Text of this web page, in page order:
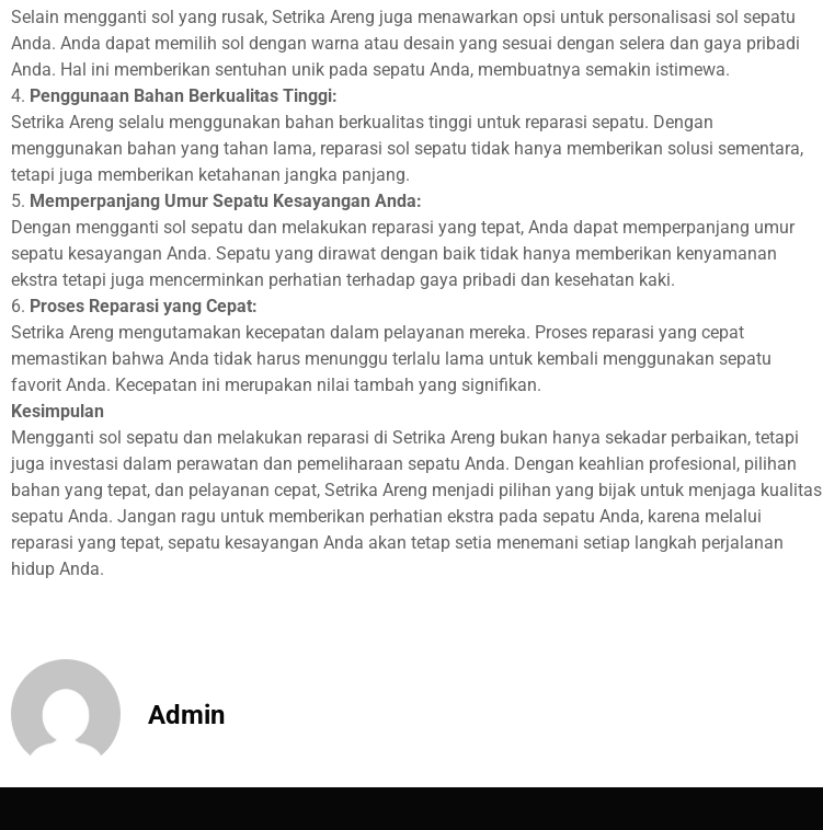
Selain mengganti sol yang rusak, Setrika Areng juga menawarkan opsi untuk personalisasi sol sepatu
Anda. Anda dapat memilih sol dengan warna atau desain yang sesuai dengan selera dan gaya pribadi
Anda. Hal ini memberikan sentuhan unik pada sepatu Anda, membuatnya semakin istimewa.
4. Penggunaan Bahan Berkualitas Tinggi:
Setrika Areng selalu menggunakan bahan berkualitas tinggi untuk reparasi sepatu. Dengan
menggunakan bahan yang tahan lama, reparasi sol sepatu tidak hanya memberikan solusi sementara,
tetapi juga memberikan ketahanan jangka panjang.
5. Memperpanjang Umur Sepatu Kesayangan Anda:
Dengan mengganti sol sepatu dan melakukan reparasi yang tepat, Anda dapat memperpanjang umur
sepatu kesayangan Anda. Sepatu yang dirawat dengan baik tidak hanya memberikan kenyamanan
ekstra tetapi juga mencerminkan perhatian terhadap gaya pribadi dan kesehatan kaki.
6. Proses Reparasi yang Cepat:
Setrika Areng mengutamakan kecepatan dalam pelayanan mereka. Proses reparasi yang cepat
memastikan bahwa Anda tidak harus menunggu terlalu lama untuk kembali menggunakan sepatu
favorit Anda. Kecepatan ini merupakan nilai tambah yang signifikan.
Kesimpulan
Mengganti sol sepatu dan melakukan reparasi di Setrika Areng bukan hanya sekadar perbaikan, tetapi
juga investasi dalam perawatan dan pemeliharaan sepatu Anda. Dengan keahlian profesional, pilihan
bahan yang tepat, dan pelayanan cepat, Setrika Areng menjadi pilihan yang bijak untuk menjaga kualitas
sepatu Anda. Jangan ragu untuk memberikan perhatian ekstra pada sepatu Anda, karena melalui
reparasi yang tepat, sepatu kesayangan Anda akan tetap setia menemani setiap langkah perjalanan
hidup Anda.
Admin